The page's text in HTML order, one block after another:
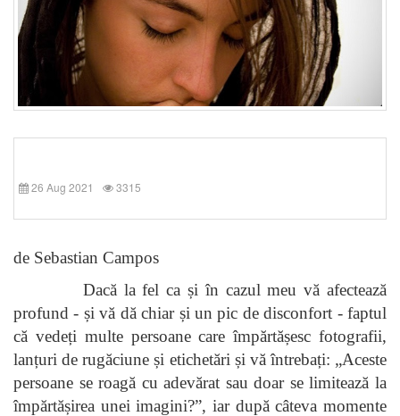
26 Aug 2021 3315
de Sebastian Campos
Dacă la fel ca și în cazul meu vă afectează
profund - și vă dă chiar și un pic de disconfort - faptul
că vedeți multe persoane care împărtășesc fotografii,
lanțuri de rugăciune și etichetări și vă întrebați: „Aceste
persoane se roagă cu adevărat sau doar se limitează la
împărtășirea unei imagini?”, iar după câteva momente